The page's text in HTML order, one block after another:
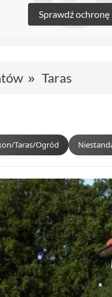
Sprawdź ochronę
Taras
Taras/Ogród